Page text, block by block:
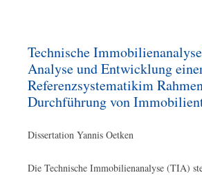
Technische
Analyse und Entwicklung
Referenzsystematikim
Durchführung von
Dissertation Yannis Oetken
Die Technische Immobilienanalyse (TIA)